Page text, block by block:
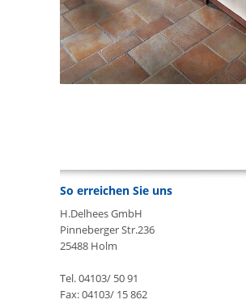
So erreichen Sie uns
H.Delhees GmbH
Pinneberger Str.236
25488 Holm
Tel. 04103/ 50 91
Fax: 04103/ 15 862